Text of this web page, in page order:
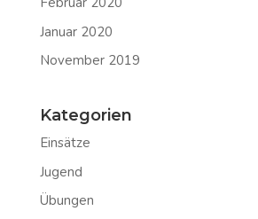
Januar 2020
November 2019
Kategorien
Einsätze
Jugend
Übungen